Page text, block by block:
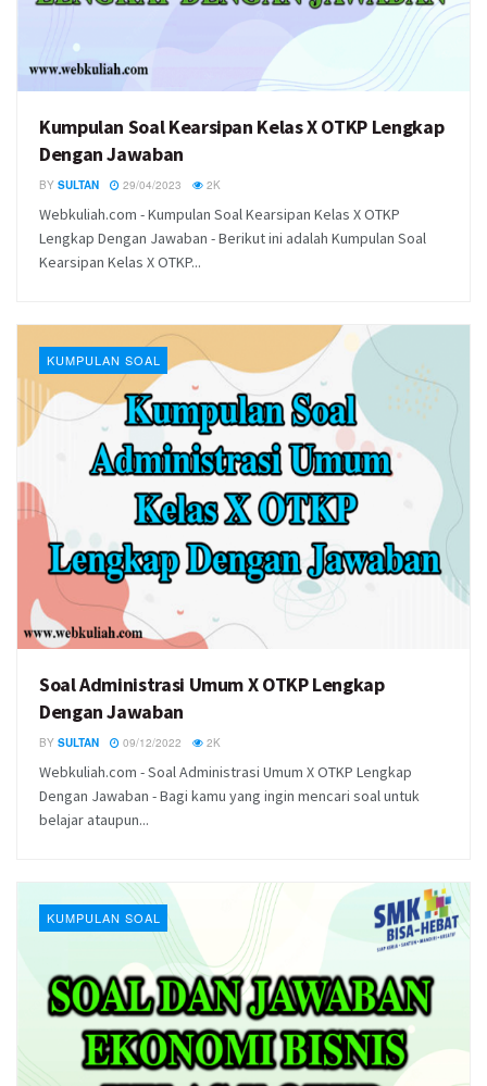
Kumpulan Soal Kearsipan Kelas X OTKP Lengkap
Dengan Jawaban
BY SULTAN 29/04/2023 2K
Webkuliah.com - Kumpulan Soal Kearsipan Kelas X OTKP
Lengkap Dengan Jawaban - Berikut ini adalah Kumpulan Soal
Kearsipan Kelas X OTKP...
KUMPULAN SOAL
Soal Administrasi Umum X OTKP Lengkap
Dengan Jawaban
BY SULTAN 09/12/2022 2K
Webkuliah.com - Soal Administrasi Umum X OTKP Lengkap
Dengan Jawaban - Bagi kamu yang ingin mencari soal untuk
belajar ataupun...
KUMPULAN SOAL